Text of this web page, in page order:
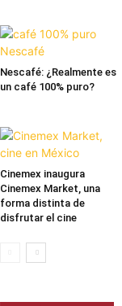
Nescafé: ¿Realmente es
un café 100% puro?
Cinemex inaugura
Cinemex Market, una
forma distinta de
disfrutar el cine